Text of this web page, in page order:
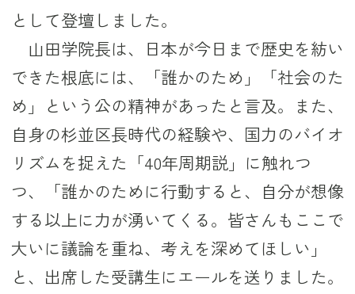
として登壇しました。
山田学院長は、日本が今日まで歴史を紡い
できた根底には、「誰かのため」「社会のた
め」という公の精神があったと言及。また、
自身の杉並区長時代の経験や、国力のバイオ
リズムを捉えた「40年周期説」に触れつ
つ、「誰かのために行動すると、自分が想像
する以上に力が湧いてくる。皆さんもここで
大いに議論を重ね、考えを深めてほしい」
と、出席した受講生にエールを送りました。